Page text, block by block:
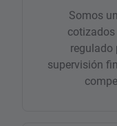
Somos
regulado
supervisión